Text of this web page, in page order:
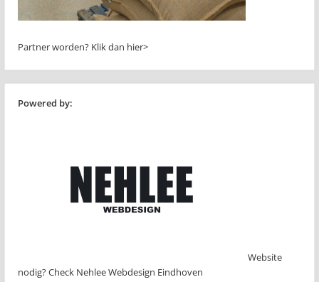
Partner worden? Klik dan hier>
Powered by:
Website
nodig? Check Nehlee Webdesign Eindhoven